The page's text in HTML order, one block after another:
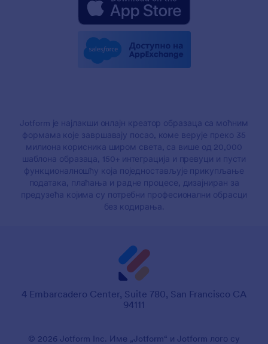
Jotform је најлакши онлајн креатор образаца са моћним
формама које завршавају посао, коме верује преко 35
милиона корисника широм света, са више од 20,000
шаблона образаца, 150+ интеграција и превуци и пусти
функционалношћу која поједностављује прикупљање
података, плаћања и радне процесе, дизајниран за
предузећа којима су потребни професионални обрасци
без кодирања.
4 Embarcadero Center, Suite 780, San Francisco CA
94111
© 2026 Jotform Inc. Име „Jotform“ и Jotform лого су